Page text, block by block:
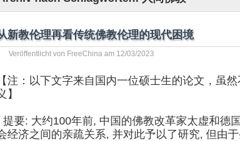
新教伦理再看传统佛教伦理的现代困境
Veröffentlicht von FreeChina am 12/03/2023
【注：以下文字来自国内一位硕士生的论文，虽
】
提要: 大约100年前, 中国的佛教改革家太虚和德
经济之间的亲疏关系, 并对此予以了研究, 但由